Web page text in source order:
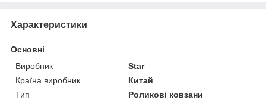
Характеристики
Основні
Виробник
Star
Країна виробник
Китай
Тип
Роликові ковзани